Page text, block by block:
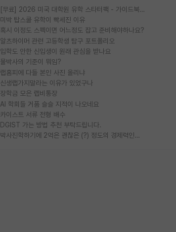
[무료] 2026 미국 대학원 유학 스타터팩 - 가이드북 & 합격자 컨택메일 템플릿
미박 탑스쿨 유학이 빡세진 이유
혹시 이정도 스펙이면 어느정도 잡고 준비해야하나요?
알츠하이머 관련 고등학생 탐구 포트폴리오
입학도 안한 신입생이 원래 관심을 받나요
물박사의 기준이 뭐임?
랩홈피에 다들 본인 사진 올리냐
신생랩가지말라는 이유가 있었구나
장학금 모은 랩비통장
AI 학회들 거품 슬슬 지적이 나오네요
카이스트 서류 전형 배수
DGIST 가는 방법 추천 부탁드립니다.
박사진학하기에 2억은 괜찮은 (?) 정도의 경제력인가요